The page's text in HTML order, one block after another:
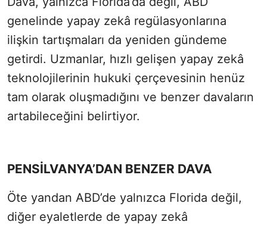
genelinde yapay zekâ regülasyonlarına
ilişkin tartışmaları da yeniden gündeme
getirdi. Uzmanlar, hızlı gelişen yapay zekâ
teknolojilerinin hukuki çerçevesinin henüz
tam olarak oluşmadığını ve benzer davaların
artabileceğini belirtiyor.
PENSİLVANYA’DAN BENZER DAVA
Öte yandan ABD’de yalnızca Florida değil,
diğer eyaletlerde de yapay zekâ